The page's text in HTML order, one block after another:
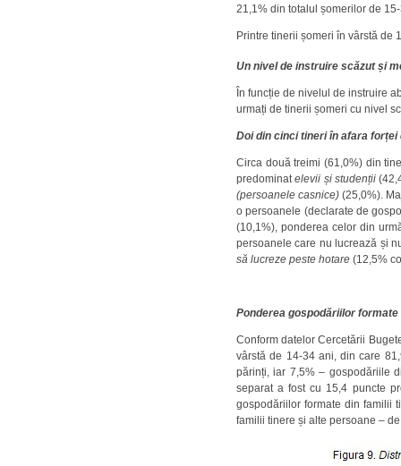
21,1% din totalul șomerilor de
Printre tinerii șomeri în vârstă de
Un nivel de instruire scăzut și
În funcție de nivelul de instruire
urmați de tinerii șomeri cu nivel
Doi din cinci tineri în afara
Circa două treimi (61,0%) din
predominatelevii și studenții
(persoanele casnice) (25,0%).
o persoanele (declarate de
(10,1%), ponderea celor din
persoanele care nu lucrează și
să lucreze peste hotare (12,5%
Ponderea gospodăriilor
Conform datelor Cercetării
vârstă de 14-34 ani, din care
părinți, iar 7,5% – gospodăriile
separat a fost cu 15,4 puncte
gospodăriilor formate din familii
familii tinere și alte persoane –